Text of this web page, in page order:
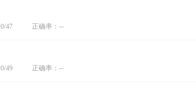
0/47 正确率： --
0/49 正确率： --